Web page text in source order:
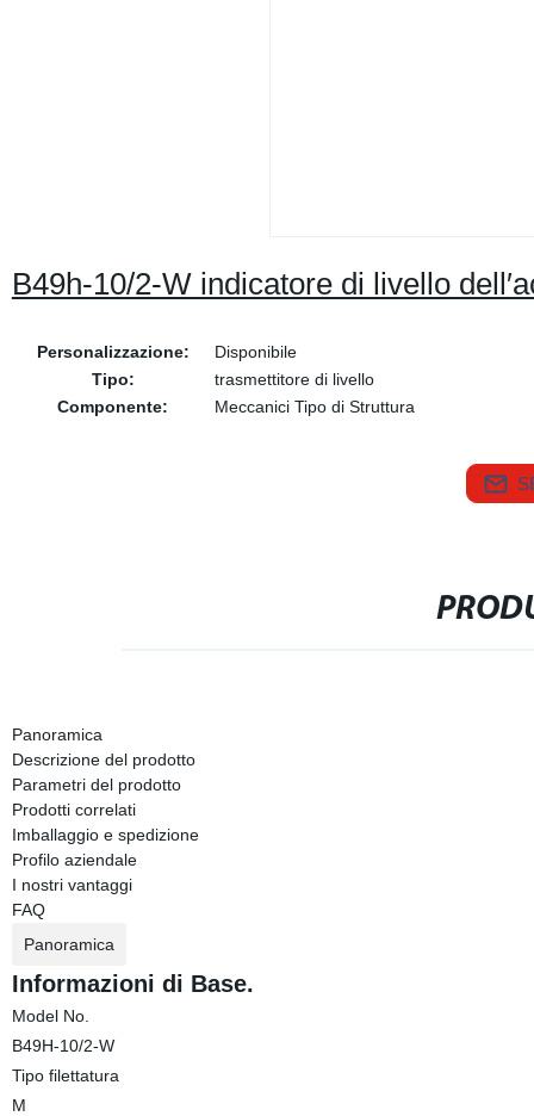
B49h-10/2-W indicatore di livello
Personalizzazione:
Disponibile
Tipo:
trasmettitore di livello
Componente:
Meccanici Tipo di Struttura
Panoramica
Descrizione del prodotto
Parametri del prodotto
Prodotti correlati
Imballaggio e spedizione
Profilo aziendale
I nostri vantaggi
FAQ
Panoramica
Informazioni di Base.
Model No.
B49H-10/2-W
Tipo filettatura
M